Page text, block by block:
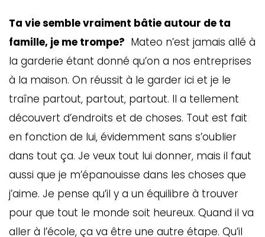
Ta vie semble vraiment bâtie autour de ta
famille, je me trompe? Mateo n’est jamais allé à
la garderie étant donné qu’on a nos entreprises
à la maison. On réussit à le garder ici et je le
traîne partout, partout, partout. Il a tellement
découvert d’endroits et de choses. Tout est fait
en fonction de lui, évidemment sans s’oublier
dans tout ça. Je veux tout lui donner, mais il faut
aussi que je m’épanouisse dans les choses que
j’aime. Je pense qu’il y a un équilibre à trouver
pour que tout le monde soit heureux. Quand il va
aller à l’école, ça va être une autre étape. Qu’il